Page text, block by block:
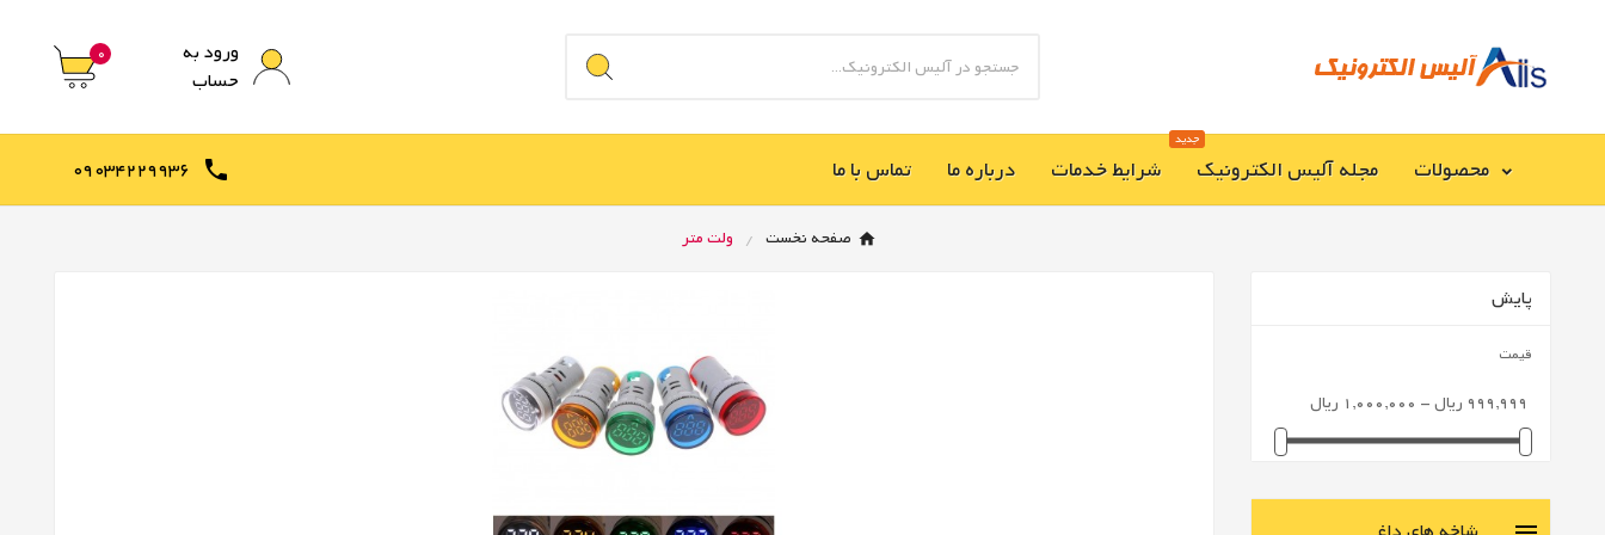
ورود به
حساب
0
محصولات مجله آلیس الکترونیک
جدید
شرایط خدمات درباره ما تماس با ما 
09034229936
صفحه نخست ولت متر
پایش
قیمت
999,999 ریال - 1,000,000 ریال